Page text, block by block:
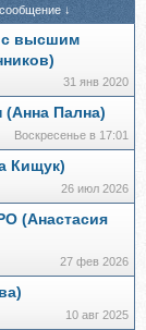
↓
с высшим
31 янв 2020
Пална)
Воскресенье в 17:01
Кищук)
26 июл 2026
(Анастасия
27 фев 2026
10 авг 2025